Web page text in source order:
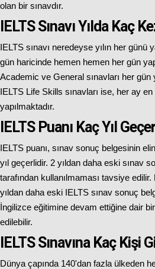
olan bir sınavdır.
IELTS Sınavı Yılda Kaç
IELTS sınavı neredeyse yılın her günü
gün haricinde hemen hemen her gün
Academic ve General sınavları her gün
IELTS Life Skills sınavları ise, her ay
yapılmaktadır.
IELTS Puanı Kaç Yıl
IELTS puanı, sınav sonuç belgesinin
yıl geçerlidir. 2 yıldan daha eski sınav
tarafından kullanılmaması tavsiye
yıldan daha eski IELTS sınav sonuç
İngilizce eğitimine devam ettiğine dair
edilebilir.
IELTS Sınavına Kaç Kişi
Dünya çapında 140'dan fazla ülkeden